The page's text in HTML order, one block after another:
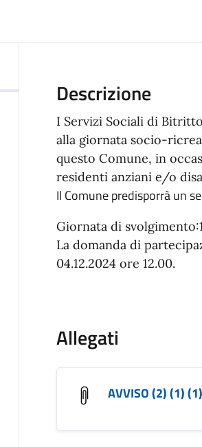
Descrizione
I Servizi Sociali di
alla giornata socio-
questo Comune, in
residenti anziani e/o
Il Comune predisporrà un
Giornata di
La domanda di
04.12.2024 ore 12.00.
Allegati
AVVISO (2) (1) (1)